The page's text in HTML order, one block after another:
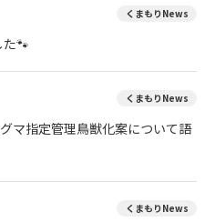
くまもりNews
🐾
くまもりNews
指定管理鳥獣化案について語
くまもりNews